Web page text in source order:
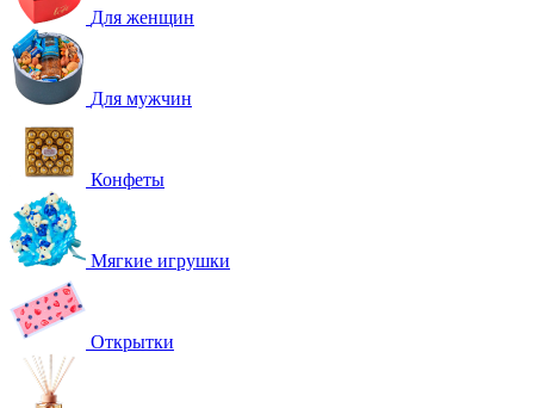
Для женщин
Для мужчин
Конфеты
Мягкие игрушки
Открытки